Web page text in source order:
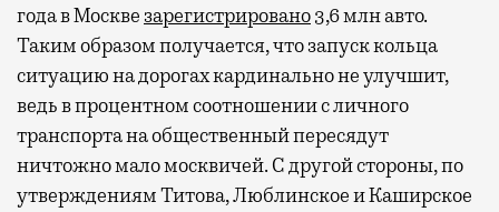
года в Москве зарегистрировано3,6 млн авто.
Таким образом получается, что запуск кольца
ситуацию на дорогах кардинально не улучшит,
ведь в процентном соотношении с личного
транспорта на общественный пересядут
ничтожно мало москвичей. С другой стороны, по
утверждениям Титова, Люблинское и Каширское